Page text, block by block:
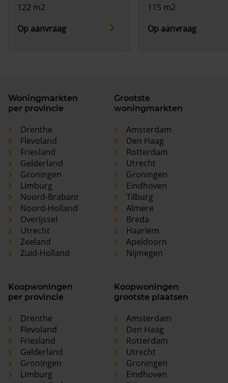
122 m2
Op aanvraag
115 m2
Op aanvraag
Woningmarkten
per provincie
Drenthe
Flevoland
Friesland
Gelderland
Groningen
Limburg
Noord-Brabant
Noord-Holland
Overijssel
Utrecht
Zeeland
Zuid-Holland
Grootste
woningmarkten
Amsterdam
Den Haag
Rotterdam
Utrecht
Groningen
Eindhoven
Tilburg
Almere
Breda
Haarlem
Apeldoorn
Nijmegen
Koopwoningen
per provincie
Drenthe
Flevoland
Friesland
Gelderland
Groningen
Limburg
Koopwoningen
grootste plaatsen
Amsterdam
Den Haag
Rotterdam
Utrecht
Groningen
Eindhoven